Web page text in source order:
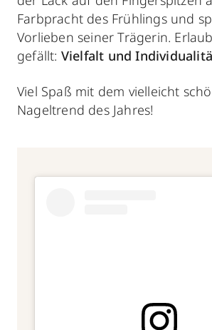
Farbpracht des Frühlings und
Vorlieben seiner Trägerin.
gefällt: Vielfalt und
Viel Spaß mit dem vielleicht
Nageltrend des Jahres!